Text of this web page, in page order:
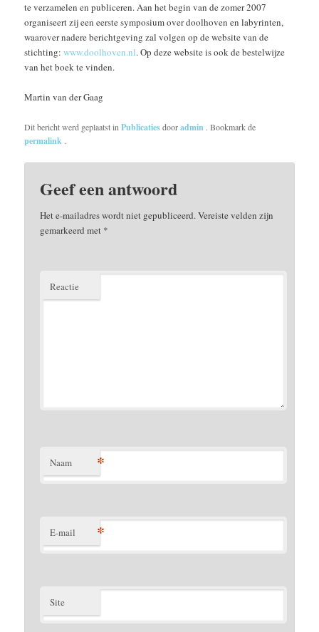
te verzamelen en publiceren. Aan het begin van de zomer 2007
organiseert zij een eerste symposium over doolhoven en labyrinten,
waarover nadere berichtgeving zal volgen op de website van de
stichting:www.doolhoven.nl. Op deze website is ook de bestelwijze
van het boek te vinden.
Martin van der Gaag
Dit bericht werd geplaatst inPublicatiesdooradmin . Bookmark de
permalink .
Geef een antwoord
Het e-mailadres wordt niet gepubliceerd.Vereiste velden zijn
gemarkeerd met *
Reactie
Naam *
E-mail *
Site